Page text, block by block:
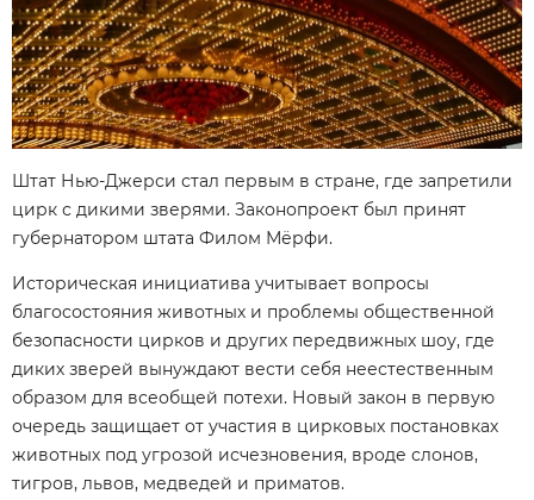
Штат Нью-Джерси стал первым в стране, где запретили
цирк с дикими зверями. Законопроект был принят
губернатором штата Филом Мёрфи.
Историческая инициатива учитывает вопросы
благосостояния животных и проблемы общественной
безопасности цирков и других передвижных шоу, где
диких зверей вынуждают вести себя неестественным
образом для всеобщей потехи. Новый закон в первую
очередь защищает от участия в цирковых постановках
животных под угрозой исчезновения, вроде слонов,
тигров, львов, медведей и приматов.